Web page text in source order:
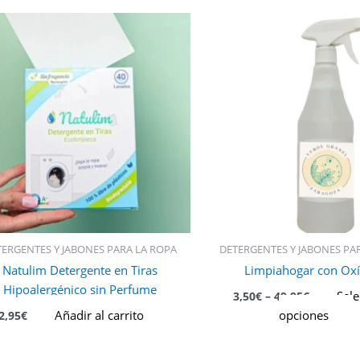
Y JABONES PARA LA ROPA
Natulim Detergente en Tiras
Hipoalergénico sin Perfume
€ Añadir al carrito
DETERGENTES Y JABONES
Limpiahogar con
3,50€– 49,95€
opciones
en
la